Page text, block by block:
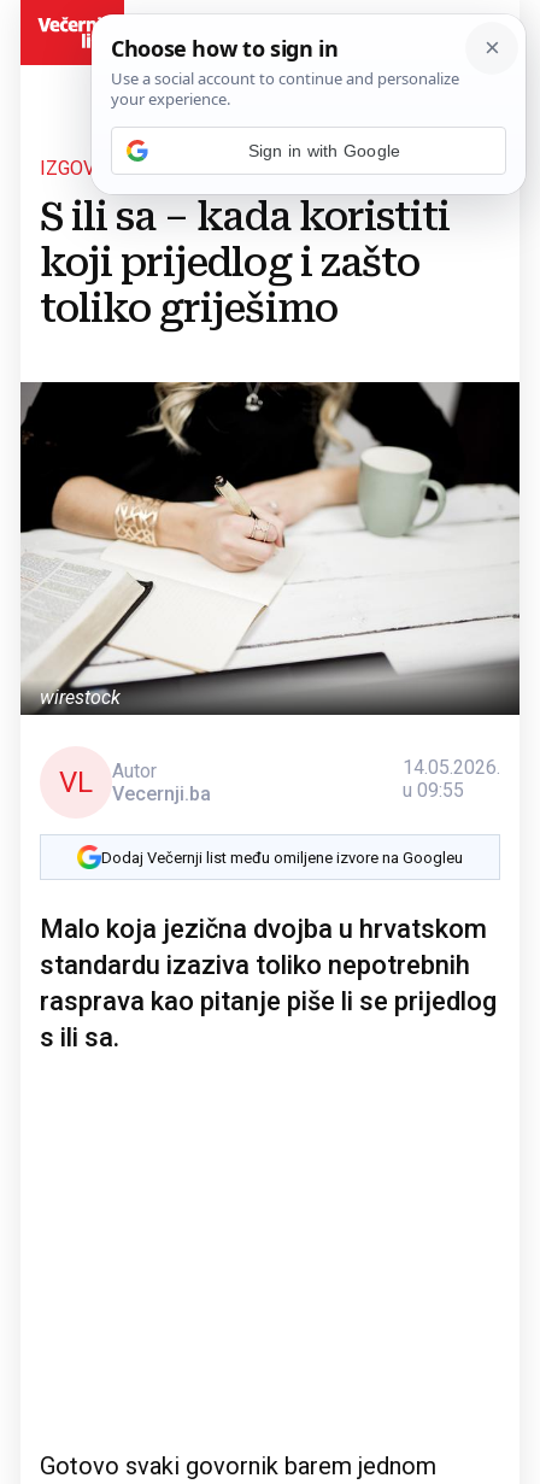
IZGOVOR ODREĐUJE PRAVOPIS
S ili sa – kada koristiti
koji prijedlog i zašto
toliko griješimo
wirestock
VL
Autor
Vecernji.ba
14.05.2026.
u 09:55
Dodaj Večernji list među omiljene izvore na Googleu
Malo koja jezična dvojba u hrvatskom
standardu izaziva toliko nepotrebnih
rasprava kao pitanje piše li se prijedlog
s ili sa.
Gotovo svaki govornik barem jednom
Sign in with Google